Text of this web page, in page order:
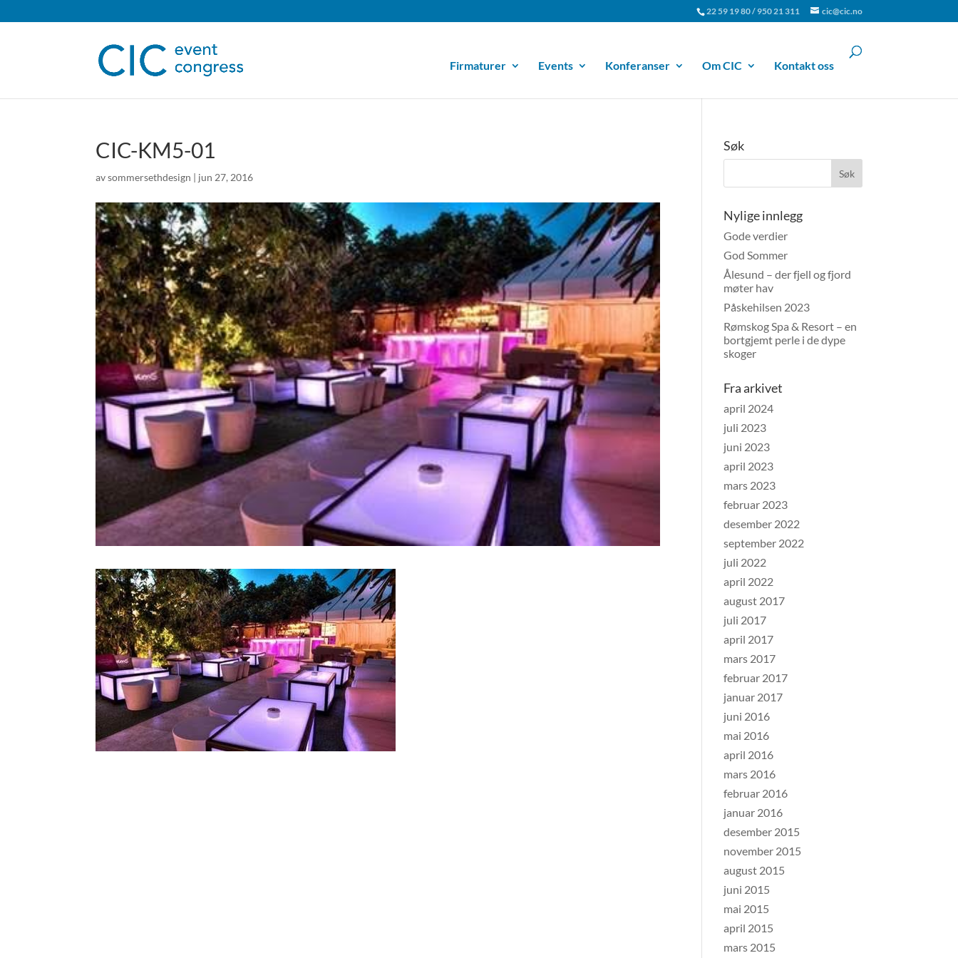
22 59 19 80 / 950 21 311 cic@cic.no
Firmaturer Events Konferanser Om CIC Kontakt oss
CIC-KM5-01
avsommersethdesign | jun 27, 2016
Søk
Nylige innlegg
Gode verdier
God Sommer
Ålesund – der fjell og fjord
møter hav
Påskehilsen 2023
Rømskog Spa & Resort – en
bortgjemt perle i de dype
skoger
Fra arkivet
april 2024
juli 2023
juni 2023
april 2023
mars 2023
februar 2023
desember 2022
september 2022
juli 2022
april 2022
august 2017
juli 2017
april 2017
mars 2017
februar 2017
januar 2017
juni 2016
mai 2016
april 2016
mars 2016
februar 2016
januar 2016
desember 2015
november 2015
august 2015
juni 2015
mai 2015
april 2015
mars 2015